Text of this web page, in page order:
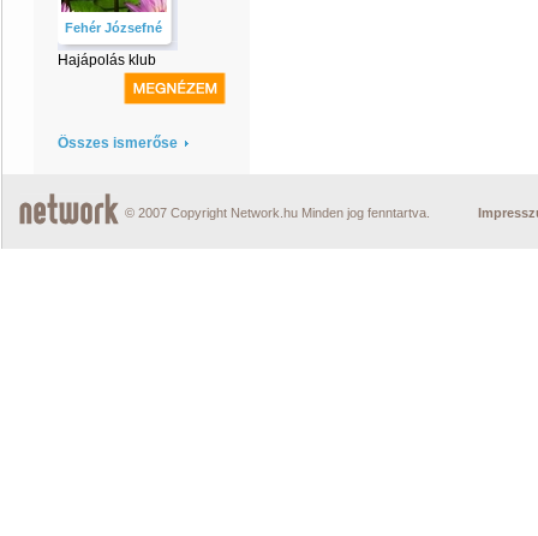
Fehér Józsefné
Hajápolás klub
Összes ismerőse
© 2007 Copyright Network.hu Minden jog fenntartva.